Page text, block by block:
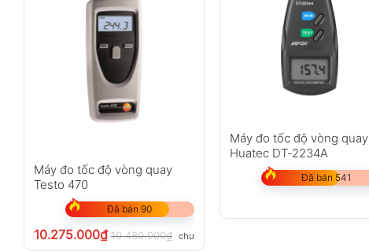
Máy đo tốc độ vòng quay
Testo 470
Đã bán 90
10.275.000₫ 10.480.000₫ chưa VAT 8%
Máy đo tốc độ vòng quay
Huatec DT-2234A
Đã bán 541